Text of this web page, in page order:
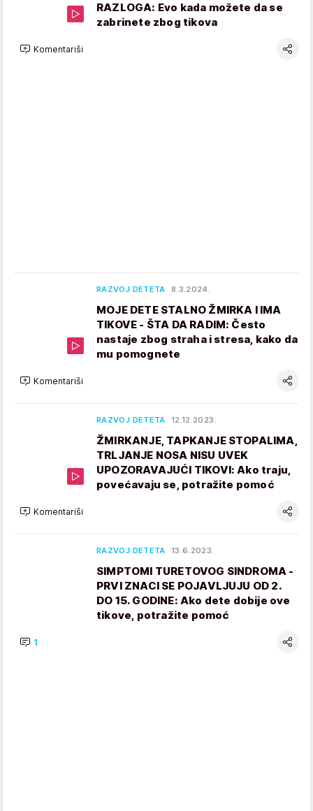
RAZLOGA: Evo kada možete da se
zabrinete zbog tikova
Komentariši
RAZVOJ DETETA 8.3.2024.
MOJE DETE STALNO ŽMIRKA I IMA
TIKOVE - ŠTA DA RADIM: Često
nastaje zbog straha i stresa, kako da
mu pomognete
Komentariši
RAZVOJ DETETA 12.12.2023.
ŽMIRKANJE, TAPKANJE STOPALIMA,
TRLJANJE NOSA NISU UVEK
UPOZORAVAJUĆI TIKOVI: Ako traju,
povećavaju se, potražite pomoć
Komentariši
RAZVOJ DETETA 13.6.2023.
SIMPTOMI TURETOVOG SINDROMA -
PRVI ZNACI SE POJAVLJUJU OD 2.
DO 15. GODINE: Ako dete dobije ove
tikove, potražite pomoć
1